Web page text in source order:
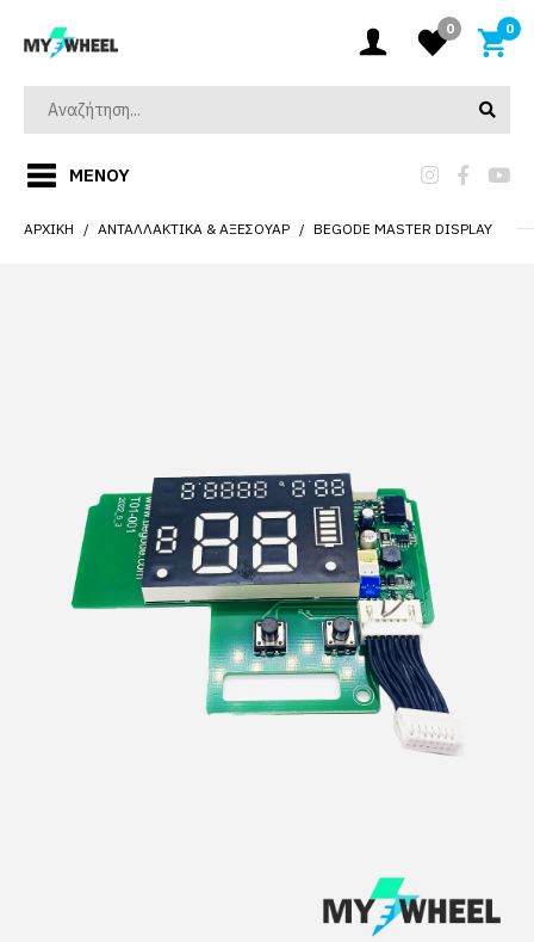
0 0
ΜΕΝΟΎ
ΑΡΧΙΚΉ ΑΝΤΑΛΛΑΚΤΙΚΆ & ΑΞΕΣΟΥΆΡ BEGODE MASTER DISPLAY